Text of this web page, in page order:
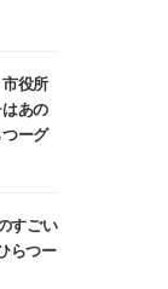
役所
あの
ーグ
すごい
らつー